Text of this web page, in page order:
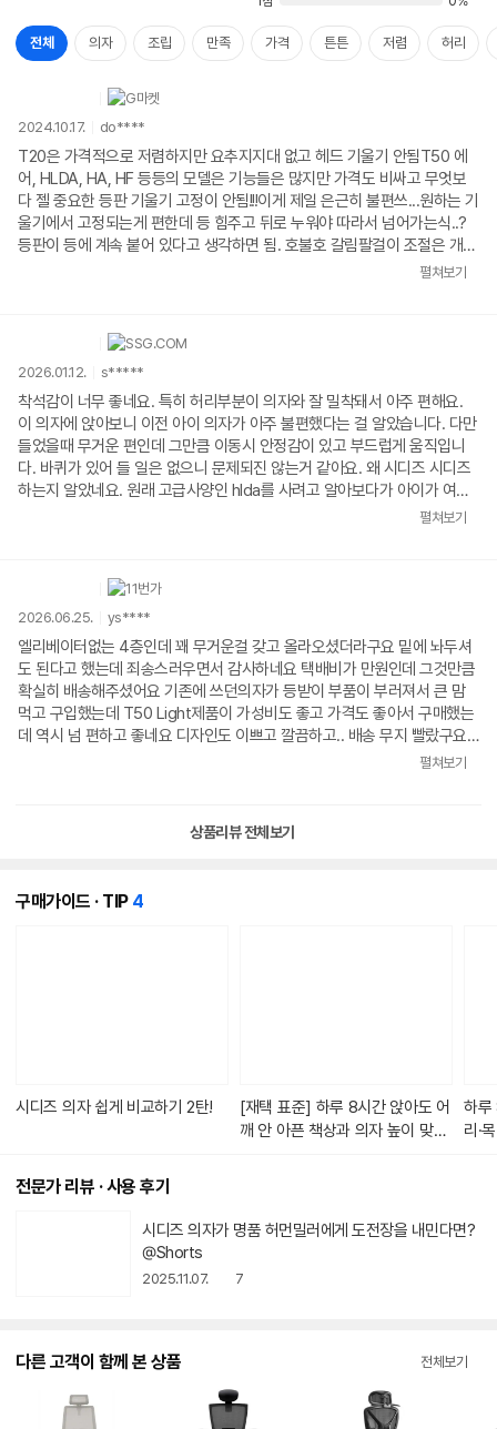
전체 의자 조립 만족 가격 튼튼 저렴 허리
2024.10.17. do****
T20은 가격적으로 저렴하지만 요추지지대 없고 헤드 기울기 안됨T50 에
어, HLDA, HA, HF 등등의 모델은 기능들은 많지만 가격도 비싸고 무엇보
다 젤 중요한 등판 기울기 고정이 안됨!!!이게 제일 은근히 불편쓰...원하는 기
울기에서 고정되는게 편한데 등 힘주고 뒤로 누워야 따라서 넘어가는식..?
등판이 등에 계속 붙어 있다고 생각하면 됨. 호불호 갈림팔걸이 조절은 개인
적으로 아무런 쓰잘데 없고그래서 고른게 T50 베이직!!필요한 기능만 딱딱
자 절대 사지말것돈 더주고 이거사시길
펼쳐보기
2026.01.12. s*****
착석감이 너무 좋네요. 특히 허리부분이 의자와 잘 밀착돼서 아주 편해요.
이 의자에 앉아보니 이전 아이 의자가 아주 불편했다는 걸 알았습니다. 다만
들었을때 무거운 편인데 그만큼 이동시 안정감이 있고 부드럽게 움직입니
다. 바퀴가 있어 들 일은 없으니 문제되진 않는거 같아요. 왜 시디즈 시디즈
하는지 알았네요. 원래 고급사양인 hlda를 사려고 알아보다가 아이가 여러
기능을 쓰지 않을 것 같아 보급형을 산거지만 왠만한 기능은 다 있어서 가성
펼쳐보기
2026.06.25. ys****
엘리베이터없는 4층인데 꽤 무거운걸 갖고 올라오셨더라구요 밑에 놔두셔
도 된다고 했는데 죄송스러우면서 감사하네요 택배비가 만원인데 그것만큼
확실히 배송해주셨어요 기존에 쓰던의자가 등받이 부품이 부러져서 큰 맘
먹고 구입했는데 T50 Light제품이 가성비도 좋고 가격도 좋아서 구매했는
데 역시 넘 편하고 좋네요 디자인도 이쁘고 깔끔하고.. 배송 무지 빨랐구요
코스트코에서 구입하기 여의치 않으심 구매를 추천합니다 시디즈 넘 좋은데
라고 되있는데 요것이 더 이쁜거 같아서 더 좋아요 참고하시길~~
펼쳐보기
상품리뷰 전체보기
구매가이드 · TIP 4개
시디즈 의자 쉽게 비교하기 2탄!
[재택 표준] 하루 8시간 앉아도 어
깨 안 아픈 책상과 의자 높이 맞추
하루
리·
전문가 리뷰 · 사용 후기
시디즈 의자가 명품 허먼밀러에게 도전장을 내민다면?
@Shorts
2025.11.07. 7
다른 고객이 함께 본 상품 전체보기